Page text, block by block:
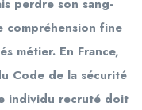
perdre son sang-
compréhension fine
métier. En France,
Code de la sécurité
individu recruté doit